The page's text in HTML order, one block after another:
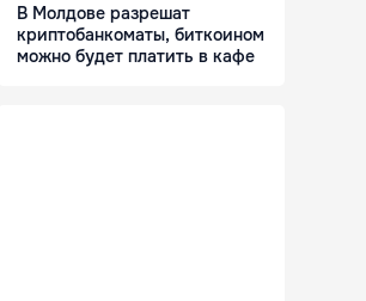
В Молдове разрешат
криптобанкоматы, биткоином
можно будет платить в кафе